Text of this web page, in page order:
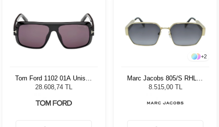
Tom Ford 1102 01A Unisex
Güneş Gözlüğü
28.608,74 TL
+2
Marc Jacobs 805/S RHL59
Kadın Güneş Gözlüğü
8.515,00 TL